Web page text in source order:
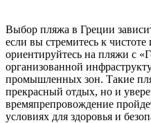
Выбор пляжа в Греции
если вы стремитесь к чистоте
ориентируйтесь на пляжи с
организованной
промышленных зон. Такие
прекрасный отдых, но и
времяпрепровождение
условиях для здоровья и